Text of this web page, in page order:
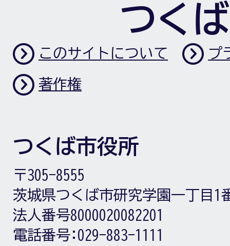
つく
このサイトについて プ
著作権
つくば市役所
〒305-8555
茨城県つくば市研究学園一丁目1
法人番号8000020082201
電話番号: 029-883-1111